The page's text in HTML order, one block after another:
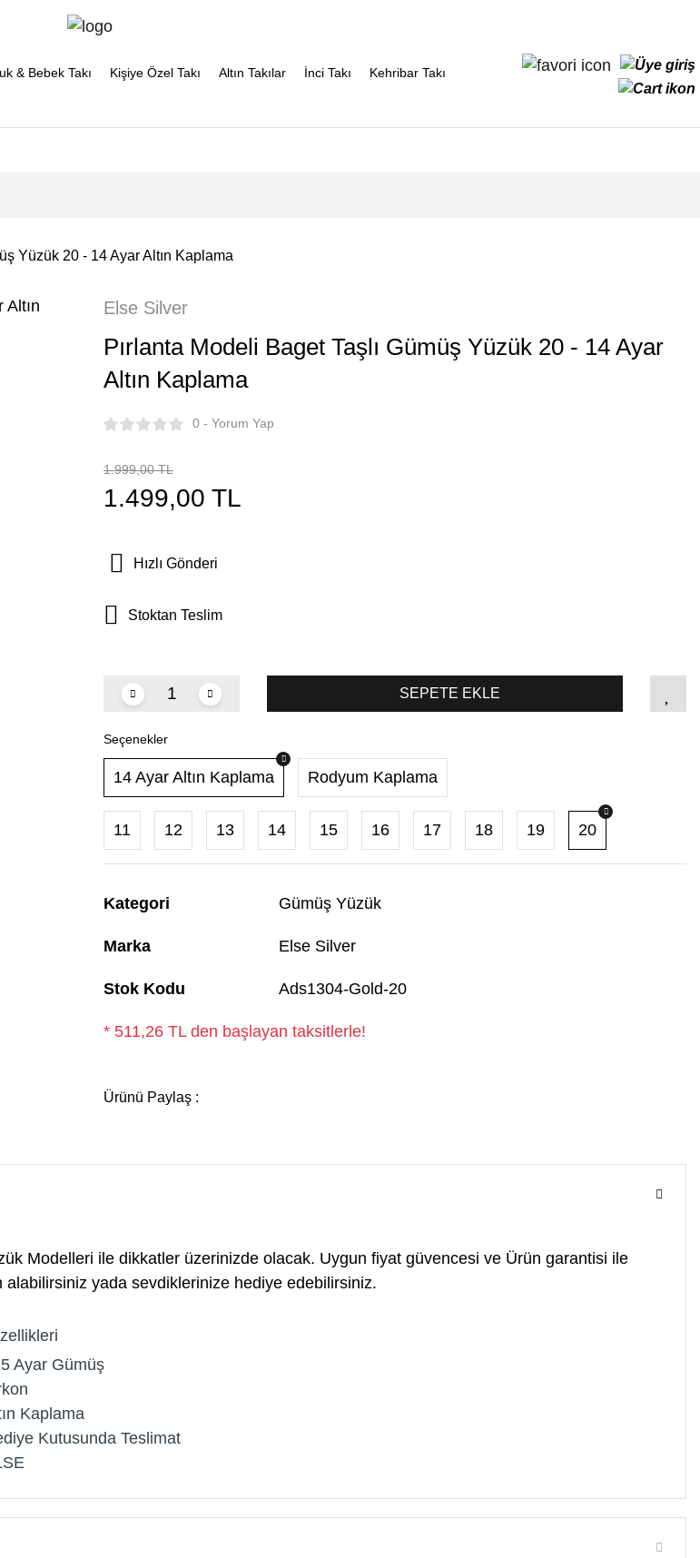
& Bebek Takı Kişiye Özel Takı Altın Takılar İnci Takı Kehribar Takı
Yüzük 20 - 14 Ayar Altın Kaplama
Else Silver
Pırlanta Modeli Baget Taşlı Gümüş Yüzük 20 - 14 Ayar
Altın Kaplama
0 - Yorum Yap
1.999,00 TL
1.499,00 TL
Hızlı Gönderi
Stoktan Teslim
SEPETE EKLE
Seçenekler
14 Ayar Altın Kaplama Rodyum Kaplama
11 12 13 14 15 16 17 18 19 20
Kategori Gümüş Yüzük
Marka Else Silver
Stok Kodu Ads1304-Gold-20
* 511,26 TL den başlayan taksitlerle!
Ürünü Paylaş :
Modelleri ile dikkatler üzerinizde olacak. Uygun fiyat güvencesi ve Ürün garantisi ile
alabilirsiniz yada sevdiklerinize hediye edebilirsiniz.
Ayar Gümüş
Kaplama
Kutusunda Teslimat